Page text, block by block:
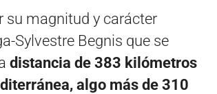
su magnitud y carácter
Sylvestre Begnis que se
distancia de 383 kilómetros
algo más de 310